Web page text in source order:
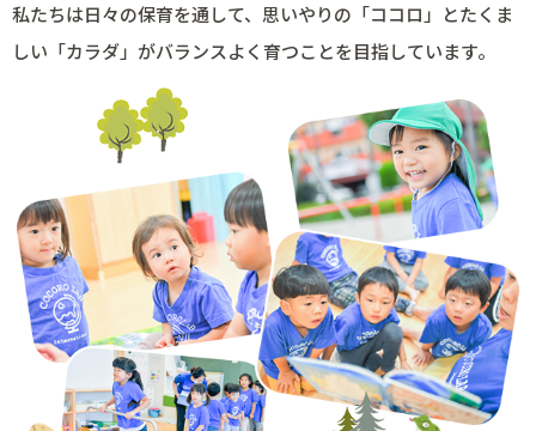
私たちは日々の保育を通して、 思いやりの「ココロ」とたくま
しい「カラダ」がバランスよく育つことを目指しています。